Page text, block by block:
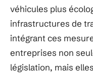
véhicules plus
infrastructures de
intégrant ces
entreprises non
législation, mais